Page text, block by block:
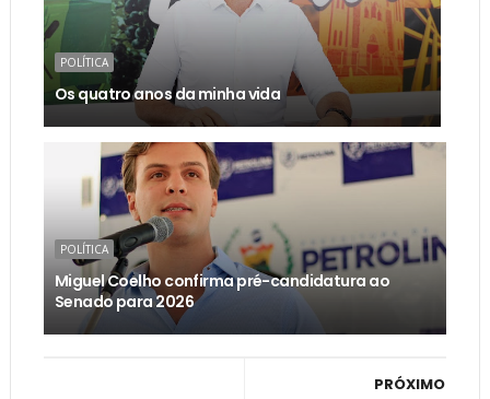
POLÍTICA
Os quatro anos da minha vida
POLÍTICA
Miguel Coelho confirma pré-candidatura ao
Senado para 2026
PRÓXIMO